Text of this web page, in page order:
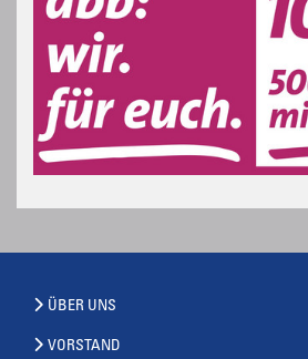
ÜBER UNS
VORSTAND